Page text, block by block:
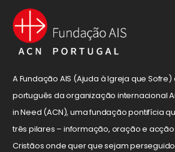
A Fundação AIS (Ajuda à Igreja que
português da organização internacional
in Need (ACN), uma fundação pontifícia
três pilares – informação, oração e
Cristãos onde quer que sejam